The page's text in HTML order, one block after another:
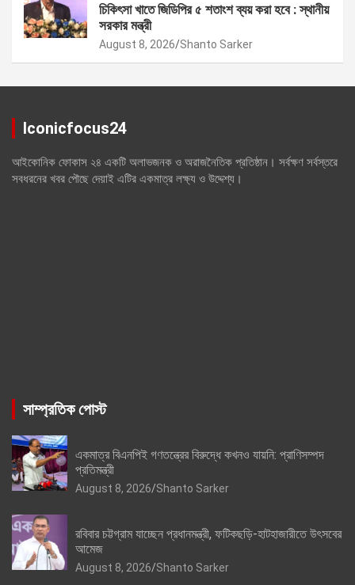
চিকিৎসা খাতে জিডিপির ৫ শতাংশ ব্যয় করা হবে : স্থানীয়
সরকার মন্ত্রী
August 8, 2026 Shanto Sarker
Iconicfocus24
আইকোনিক ফোকাস ২৪ একটি অলাভজনক ও অরাজনৈতিক প্রতিষ্ঠান। সর্বক্ষণ সর্বস্তরে
সবধরনের খবর পৌছে দেয়াই এটির একমাত্র লক্ষ্য ও উদ্দেশ্য।
সাম্প্রতিক পোস্ট
একমাত্র বিএনপিই গণতন্ত্রের বিরুদ্ধে কখনও যায়নি: প্রাণিসম্পদ
প্রতিমন্ত্রী
August 8, 2026 Shanto Sarker
রবিবার চট্টগ্রাম যাচ্ছেন প্রধানমন্ত্রী, ফটিকছড়ি-হাটহাজারীতে উৎসবের
আমেজ
August 8, 2026 Shanto Sarker